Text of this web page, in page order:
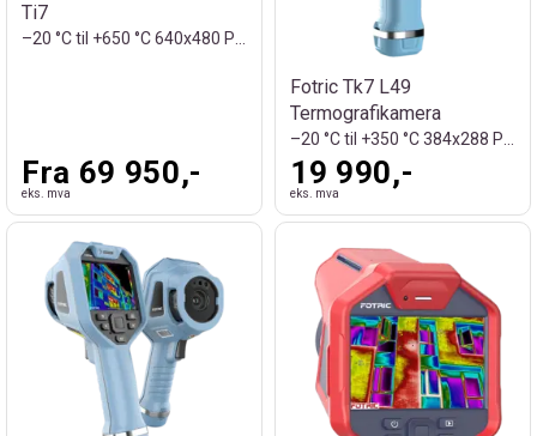
Ti7
–20 °C til +650 °C 640x480 Piksler
Fra 69 950,-
eks. mva
Fotric Tk7 L49
Termografikamera
19 990,-
eks. mva